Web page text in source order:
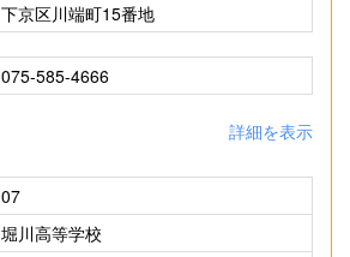
下京区川端町15番地
075-585-4666
詳細を表示
07
堀川高等学校